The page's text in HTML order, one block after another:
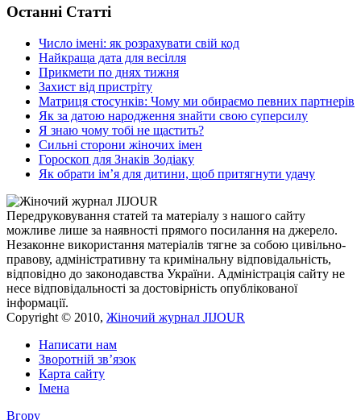
Останні Статті
Число імені: як розрахувати свій код
Найкраща дата для весілля
Прикмети по днях тижня
Захист від пристріту
Матриця стосунків: Чому ми обираємо певних партнерів
Як за датою народження знайти свою суперсилу
Я знаю чому тобі не щастить?
Сильні сторони жіночих імен
Гороскоп для Знаків Зодіаку
Як обрати ім’я для дитини, щоб притягнути удачу
Передруковування статей та матеріалу з нашого сайту
можливе лише за наявності прямого посилання на джерело.
Незаконне використання матеріалів тягне за собою цивільно-
правову, адміністративну та кримінальну відповідальність,
відповідно до законодавства України. Адміністрація сайту не
несе відповідальності за достовірність опублікованої
інформації.
Copyright © 2010, Жіночий журнал JIJOUR
Написати нам
Зворотній зв’язок
Карта сайту
Імена
Вгору